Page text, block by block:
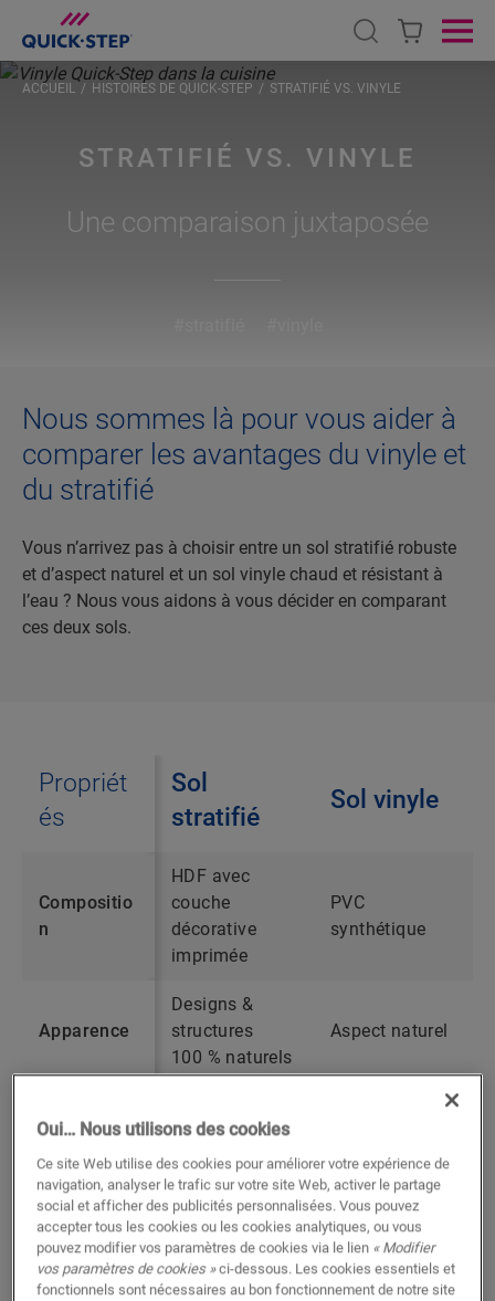
Open search
STRATIFIÉ VS. VINYLE
Une comparaison juxtaposée
ACCUEIL HISTOIRES DE QUICK-STEP STRATIFIÉ VS. VINYLE
Nous sommes là pour vous aider à
comparer les avantages du vinyle et
du stratifié
Vous n’arrivez pas à choisir entre un sol stratifié robuste
et d’aspect naturel et un sol vinyle chaud et résistant à
l’eau ? Nous vous aidons à vous décider en comparant
ces deux sols.
Propriét
és
Sol
stratifié
Sol vinyle
Compositio
n
HDF avec
couche
décorative
imprimée
PVC
synthétique
Apparence
Designs &
structures
100 % naturels
Aspect naturel
Insonorisé
Avec la sous-
couche
adéquate
grâce à de
multiples
couches
d’absorption
du son
Oui… Nous utilisons des cookies
Ce site Web utilise des cookies pour améliorer votre expérience de
navigation, analyser le trafic sur votre site Web, activer le partage
social et afficher des publicités personnalisées. Vous pouvez
accepter tous les cookies ou les cookies analytiques, ou vous
pouvez modifier vos paramètres de cookies via le lien « Modifier
vos paramètres de cookies »ci-dessous. Les cookies essentiels et
fonctionnels sont nécessaires au bon fonctionnement de notre site